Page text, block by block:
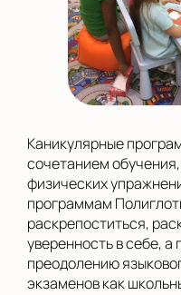
Каникулярные
сочетанием
физических
программам
раскрепоститься,
уверенность в себе,
преодолению
экзаменов как